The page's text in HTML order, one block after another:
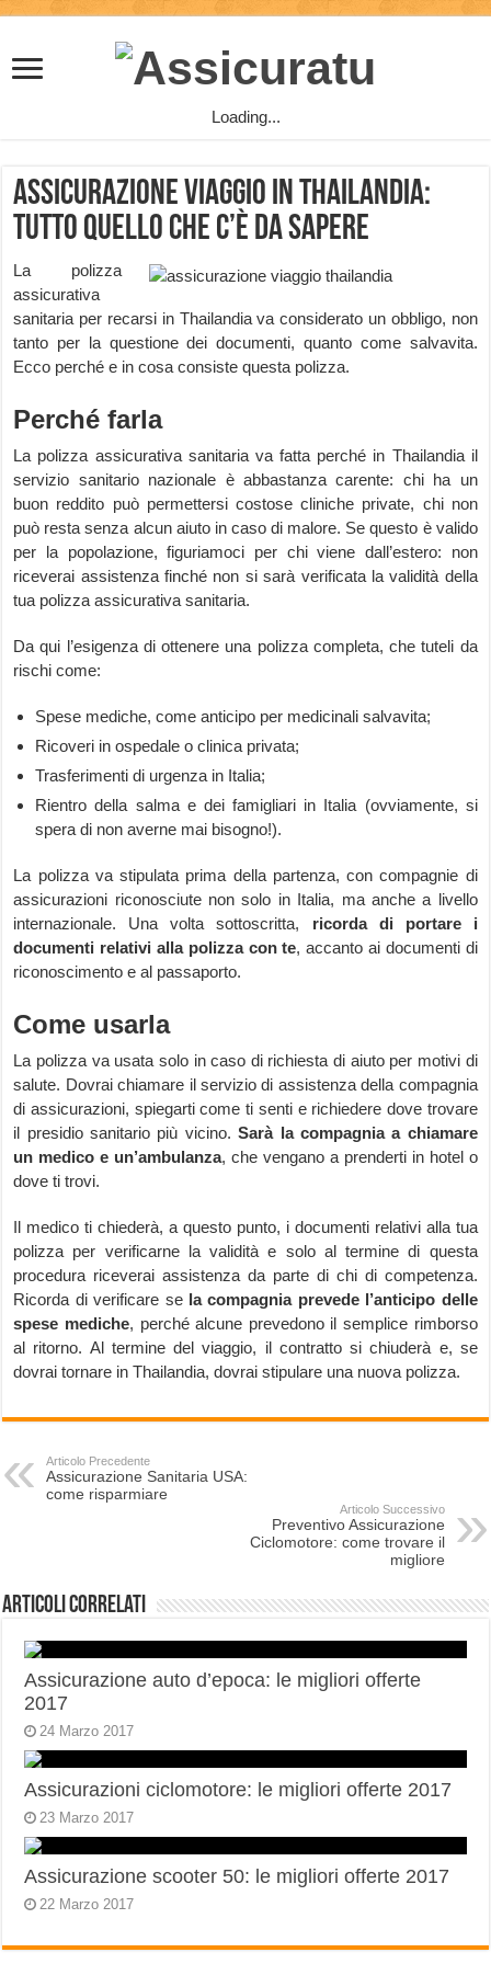
Loading...
Assicurazione viaggio in Thailandia:
tutto quello che c’è da sapere
La polizza
assicurativa
sanitaria per recarsi in Thailandia va considerato un obbligo, non
tanto per la questione dei documenti, quanto come salvavita.
Ecco perché e in cosa consiste questa polizza.
Perché farla
La polizza assicurativa sanitaria va fatta perché in Thailandia il
servizio sanitario nazionale è abbastanza carente: chi ha un
buon reddito può permettersi costose cliniche private, chi non
può resta senza alcun aiuto in caso di malore. Se questo è valido
per la popolazione, figuriamoci per chi viene dall’estero: non
riceverai assistenza finché non si sarà verificata la validità della
tua polizza assicurativa sanitaria.
Da qui l’esigenza di ottenere una polizza completa, che tuteli da
rischi come:
Spese mediche, come anticipo per medicinali salvavita;
Ricoveri in ospedale o clinica privata;
Trasferimenti di urgenza in Italia;
Rientro della salma e dei famigliari in Italia (ovviamente, si
spera di non averne mai bisogno!).
La polizza va stipulata prima della partenza, con compagnie di
assicurazioni riconosciute non solo in Italia, ma anche a livello
internazionale. Una volta sottoscritta, ricorda di portare i
documenti relativi alla polizza con te, accanto ai documenti di
riconoscimento e al passaporto.
Come usarla
La polizza va usata solo in caso di richiesta di aiuto per motivi di
salute. Dovrai chiamare il servizio di assistenza della compagnia
di assicurazioni, spiegarti come ti senti e richiedere dove trovare
il presidio sanitario più vicino.Sarà la compagnia a chiamare
un medico e un’ambulanza, che vengano a prenderti in hotel o
dove ti trovi.
Il medico ti chiederà, a questo punto, i documenti relativi alla tua
polizza per verificarne la validità e solo al termine di questa
procedura riceverai assistenza da parte di chi di competenza.
Ricorda di verificare se la compagnia prevede l’anticipo delle
spese mediche, perché alcune prevedono il semplice rimborso
al ritorno. Al termine del viaggio, il contratto si chiuderà e, se
dovrai tornare in Thailandia, dovrai stipulare una nuova polizza.
Articolo Precedente
Assicurazione Sanitaria USA:
come risparmiare
Articolo Successivo
Preventivo Assicurazione
Ciclomotore: come trovare il
migliore
Articoli correlati
Assicurazione auto d’epoca: le migliori offerte
2017
24 Marzo 2017
Assicurazioni ciclomotore: le migliori offerte 2017
23 Marzo 2017
Assicurazione scooter 50: le migliori offerte 2017
22 Marzo 2017